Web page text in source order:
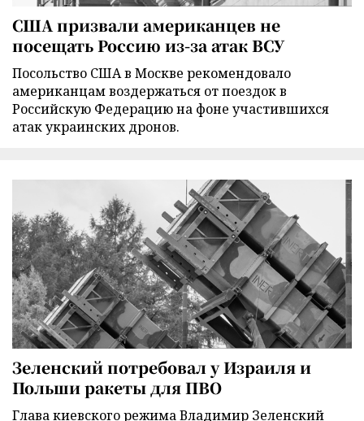
США призвали американцев не
посещать Россию из-за атак ВСУ
Посольство США в Москве рекомендовало
американцам воздержаться от поездок в
Российскую Федерацию на фоне участившихся
атак украинских дронов.
Зеленский потребовал у Израиля и
Польши ракеты для ПВО
Глава киевского режима Владимир Зеленский